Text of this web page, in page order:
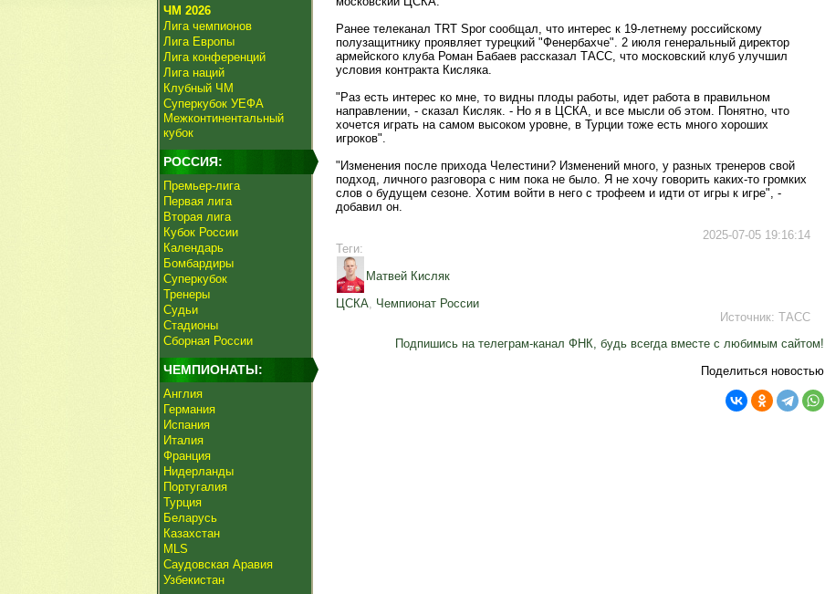
ЧМ 2026
Лига чемпионов
Лига Европы
Лига конференций
Лига наций
Клубный ЧМ
Суперкубок УЕФА
Межконтинентальный
кубок
РОССИЯ:
Премьер-лига
Первая лига
Вторая лига
Кубок России
Календарь
Бомбардиры
Суперкубок
Тренеры
Судьи
Стадионы
Сборная России
ЧЕМПИОНАТЫ:
Англия
Германия
Испания
Италия
Франция
Нидерланды
Португалия
Турция
Беларусь
Казахстан
MLS
Саудовская Аравия
Узбекистан
Ранее телеканал TRT Spor сообщал, что интерес к 19-летнему российскому
полузащитнику проявляет турецкий "Фенербахче". 2 июля генеральный директор
армейского клуба Роман Бабаев рассказал ТАСС, что московский клуб улучшил
условия контракта Кисляка.
"Раз есть интерес ко мне, то видны плоды работы, идет работа в правильном
направлении, - сказал Кисляк. - Но я в ЦСКА, и все мысли об этом. Понятно, что
хочется играть на самом высоком уровне, в Турции тоже есть много хороших
игроков".
"Изменения после прихода Челестини? Изменений много, у разных тренеров свой
подход, личного разговора с ним пока не было. Я не хочу говорить каких-то громких
слов о будущем сезоне. Хотим войти в него с трофеем и идти от игры к игре", -
добавил он.
2025-07-05 19:16:14
Теги:
Матвей Кисляк
ЦСКА, Чемпионат России
Источник: ТАСС
Подпишись на телеграм-канал ФНК, будь всегда вместе с любимым сайтом!
Поделиться новостью